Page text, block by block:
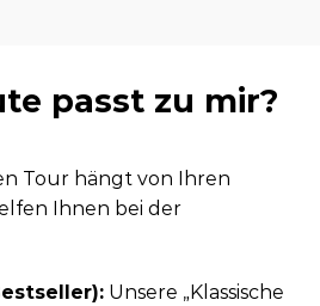
passt zu mir?
Tour hängt von Ihren
Ihnen bei der
Unsere „Klassische